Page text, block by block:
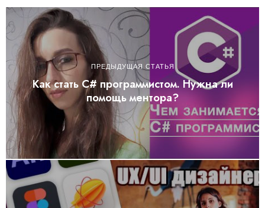
ПРЕДЫДУЩАЯ СТАТЬЯ
Как стать C# программистом. Нужна ли
помощь ментора?